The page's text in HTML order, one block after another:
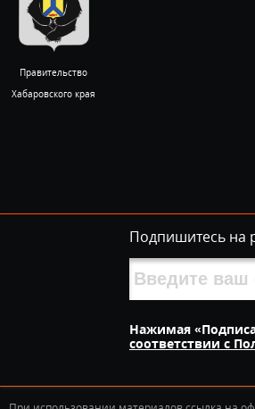
Правительство
Хабаровского края
Подпишитесь на
Нажимая
соответствии с